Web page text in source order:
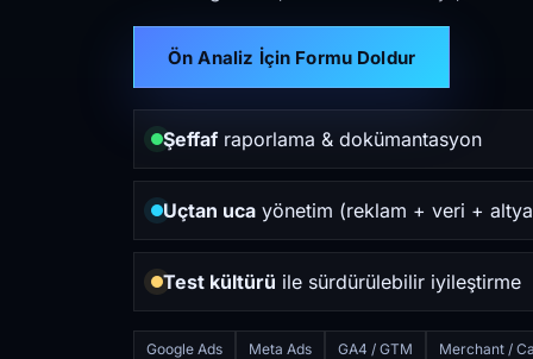
Ön Analiz İçin Formu Doldur
Şeffafraporlama & dokümantasyon
Uçtan uca yönetim (reklam + veri +
Test kültürü ile sürdürülebilir iyileştirme
Google Ads Meta Ads GA4 / GTM Merchant /